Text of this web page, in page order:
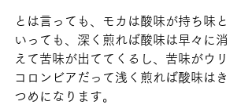
とは言っても、モカは酸味が持ち味と
いっても、深く煎れば酸味は早々に消
えて苦味が出ててくるし、苦味がウリ
コロンビアだって浅く煎れば酸味はき
つめになります。